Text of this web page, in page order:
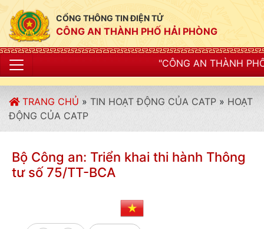
CỔNG THÔNG TIN ĐIỆN TỬ
CÔNG AN THÀNH PHỐ HẢI PHÒNG
"CÔNG AN THÀNH PHỐ HẢI PHÒNG
TRANG CHỦ » TIN HOẠT ĐỘNG CỦA CATP » HOẠT
ĐỘNG CỦA CATP
Bộ Công an: Triển khai thi hành Thông
tư số 75/TT-BCA